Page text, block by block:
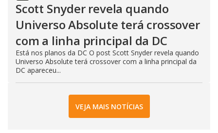
Scott Snyder revela quando
Universo Absolute terá crossover
com a linha principal da DC
Está nos planos da DC O post Scott Snyder revela quando
Universo Absolute terá crossover com a linha principal da
DC apareceu...
VEJA MAIS NOTÍCIAS